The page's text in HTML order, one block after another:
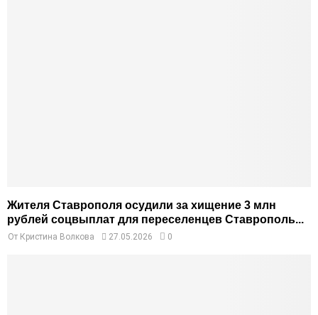
Жителя Ставрополя осудили за хищение 3 млн
рублей соцвыплат для переселенцев Ставрополь...
От Кристина Волкова 27.05.2026 0